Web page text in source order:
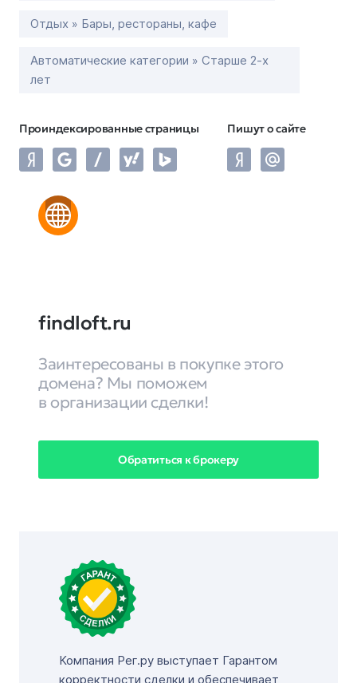
Отдых » Бары, рестораны, кафе
Автоматические категории » Старше 2-х
лет
Проиндексированные страницы Пишут о сайте
findloft.ru
Заинтересованы в покупке этого
домена? Мы поможем
в организации сделки!
Обратиться к брокеру
Компания Рег.ру выступает Гарантом
корректности сделки и обеспечивает